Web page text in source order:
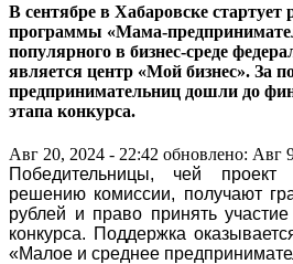
В сентябре в Хабаровске стартует
программы «Мама-
популярного в бизнес-среде
является центр «Мой бизнес». За
предпринимательниц дошли до
этапа конкурса.
Авг 20, 2024 - 22:42 обновлено: Авг
Победительницы, чей
решению комиссии, получают
рублей и право принять
конкурса. Поддержка
«Малое и среднее